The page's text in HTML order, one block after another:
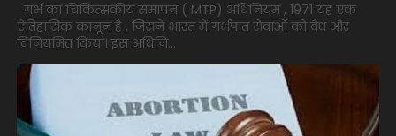
गर्भ का चिकित्सकीय समापन ( MTP) अधिनियम , 1971 यह एक
ऐतिहासिक कानून है , जिसने भारत में गर्भपात सेवाओं को वैध और
विनियमित किया। इस अधिनि...